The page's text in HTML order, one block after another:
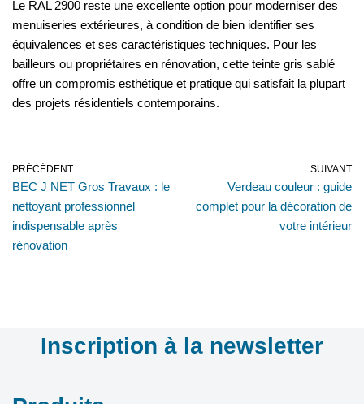
Le RAL 2900 reste une excellente option pour moderniser des
menuiseries extérieures, à condition de bien identifier ses
équivalences et ses caractéristiques techniques. Pour les
bailleurs ou propriétaires en rénovation, cette teinte gris sablé
offre un compromis esthétique et pratique qui satisfait la plupart
des projets résidentiels contemporains.
PRÉCÉDENT
BEC J NET Gros Travaux : le
nettoyant professionnel
indispensable après
rénovation
SUIVANT
Verdeau couleur : guide
complet pour la décoration de
votre intérieur
Inscription à la newsletter